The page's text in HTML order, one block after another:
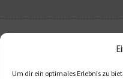
Um dir ein optimales Erlebnis zu
Drag &